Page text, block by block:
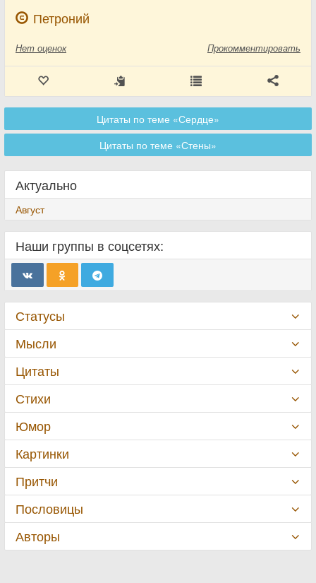
Петроний
Нет оценок Прокомментировать
Цитаты по теме «Сердце»
Цитаты по теме «Стены»
Актуально
Август
Наши группы в соцсетях:
Статусы
Мысли
Цитаты
Стихи
Юмор
Картинки
Притчи
Пословицы
Авторы